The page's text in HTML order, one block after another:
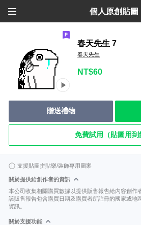
個人原創貼圖
春天先生 7
春天先生
NT$60
贈送禮物
免費試用（貼圖用到
支援貼圖拼貼樂/裝飾專用圖案
關於提供給創作者的資訊
本公司收集相關購買數據以提供販售報告給內容創作者
該販售報告包含購買日期及購買者所註冊的國家或地
資訊。
關於支援功能